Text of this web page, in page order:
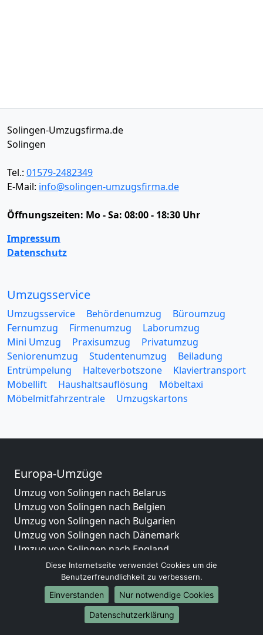
Solingen-Umzugsfirma.de
Solingen
Tel.: 01579-2482349
E-Mail: info@solingen-umzugsfirma.de
Öffnungszeiten: Mo - Sa: 08:00 - 18:30 Uhr
Impressum
Datenschutz
Umzugsservice
Umzugsservice Behördenumzug
Büroumzug
Fernumzug
Firmenumzug
Laborumzug
Mini Umzug
Praxisumzug
Privatumzug
Seniorenumzug
Studentenumzug
Beiladung
Entrümpelung
Halteverbotszone
Klaviertransport
Möbellift
Haushaltsauflösung
Möbeltaxi
Möbelmitfahrzentrale
Umzugskartons
Europa-Umzüge
Umzug von Solingen nach Belarus
Umzug von Solingen nach Belgien
Umzug von Solingen nach Bulgarien
Umzug von Solingen nach Dänemark
Umzug von Solingen nach England
Umzug von Solingen nach Portugal
Umzug von Solingen nach Bosnien
und Herzegowina
Umzug von Solingen nach Irland
Umzug von Solingen nach Lettland
Diese Internetseite verwendet Cookies um die
Benutzerfreundlichkeit zu verbessern.
Einverstanden
Nur notwendige Cookies
Datenschutzerklärung